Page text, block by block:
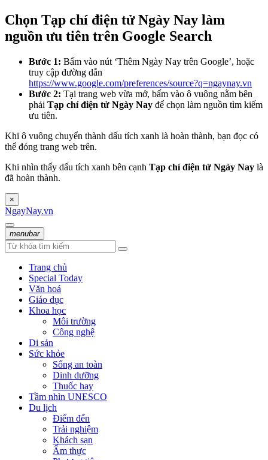
Chọn Tạp chí điện tử Ngày Nay làm
nguồn ưu tiên trên Google Search
Bước 1: Bấm vào nút ‘Thêm Ngày Nay trên Google’, hoặc
truy cập đường dẫn
https://www.google.com/preferences/source?q=ngaynay.vn
Bước 2: Tại trang web vừa mở, bấm vào ô vuông nằm bên
phải Tạp chí điện tử Ngày Nay để chọn làm nguồn tìm kiếm
ưu tiên.
Khi ô vuông chuyển thành dấu tích xanh là hoàn thành, bạn đọc có
thể đóng trang web trên.
Khi nhìn thấy dấu tích xanh bên cạnh Tạp chí điện tử Ngày Nay là
đã hoàn thành.
×
NgayNay.vn
menubar
Trang chủ
Special Today
Văn hoá
Giáo dục
Khoa học
Môi trường
Công nghệ
Di sản
Sức khỏe
Sống an toàn
Dinh dưỡng
Thuốc hay
Tầm nhìn UNESCO
Du lịch
Điểm đến
Trải nghiệm
Khách sạn
Ẩm thực